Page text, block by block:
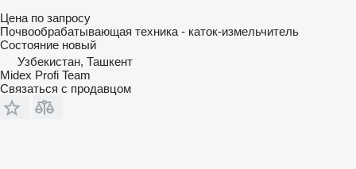
Цена по запросу
Почвообрабатывающая техника - каток-измельчитель
Состояние новый
Узбекистан, Ташкент
Midex Profi Team
Связаться с продавцом